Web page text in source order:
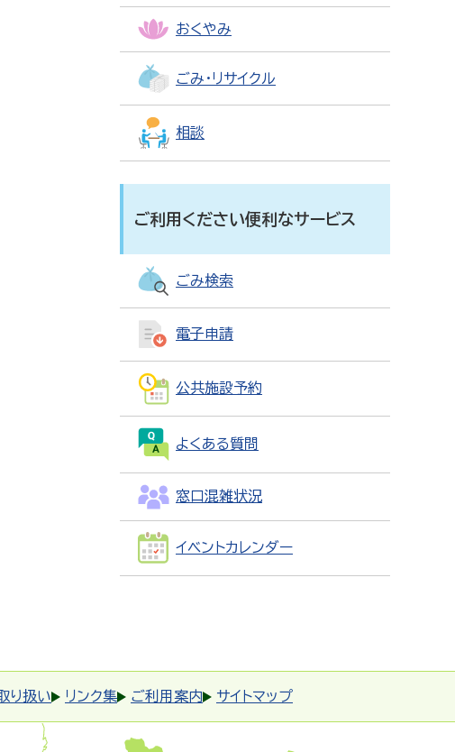
おくやみ
ごみ・リサイクル
相談
ご利用ください便利なサービス
ごみ検索
電子申請
公共施設予約
よくある質問
窓口混雑状況
イベントカレンダー
り扱い リンク集 ご利用案内 サイトマップ